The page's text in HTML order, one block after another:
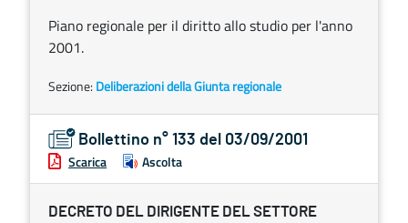
Piano regionale per il diritto allo studio per l'anno
2001.
Sezione: Deliberazioni della Giunta regionale
Bollettino n° 133 del 03/09/2001
Scarica Ascolta
DECRETO DEL DIRIGENTE DEL SETTORE